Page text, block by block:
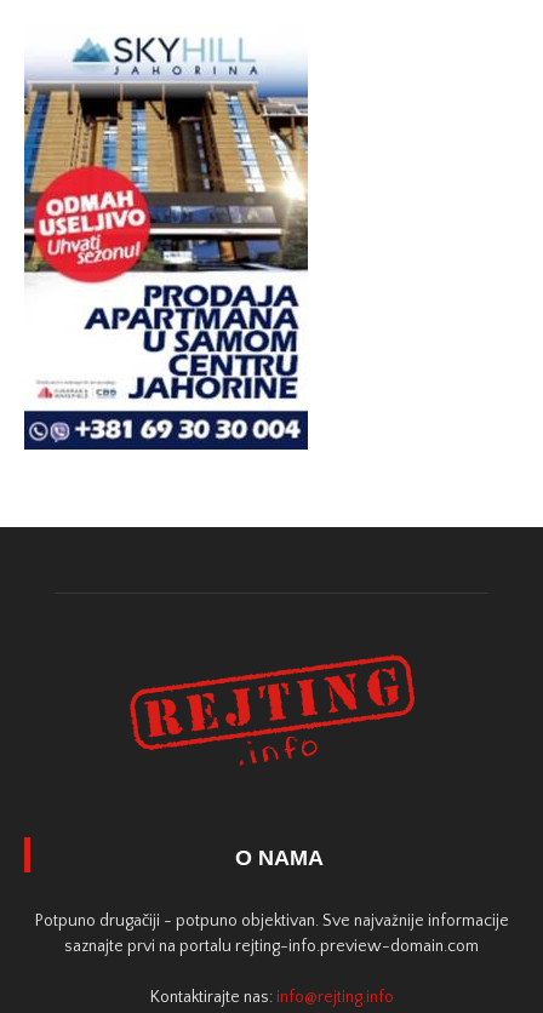
O NAMA
Potpuno drugačiji - potpuno objektivan. Sve najvažnije informacije
saznajte prvi na portalu rejting-info.preview-domain.com
Kontaktirajte nas: info@rejting.info